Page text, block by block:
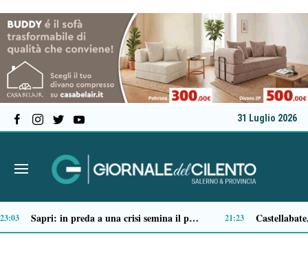
31 Luglio 2026
Tortorella celebra la Fiera di San Basilio: tra antichi mestieri, bestiame e la musica della Bandabardò